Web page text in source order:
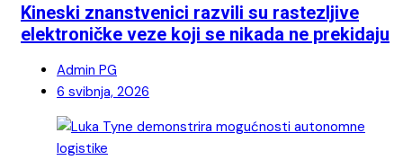
Kineski znanstvenici razvili su rastezljive
elektroničke veze koji se nikada ne prekidaju
Admin PG
6 svibnja, 2026